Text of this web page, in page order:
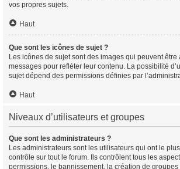
vos propres sujets.
Haut
Que sont les icônes de sujet ?
Les icônes de sujet sont des images qui peuvent être
messages pour refléter leur contenu. La possibilité
sujet dépend des permissions définies par
Haut
Niveaux d’utilisateurs et groupes
Que sont les administrateurs ?
Les administrateurs sont les utilisateurs qui ont le
contrôle sur tout le forum. Ils contrôlent tous les
permissions, le bannissement, la création de groupes